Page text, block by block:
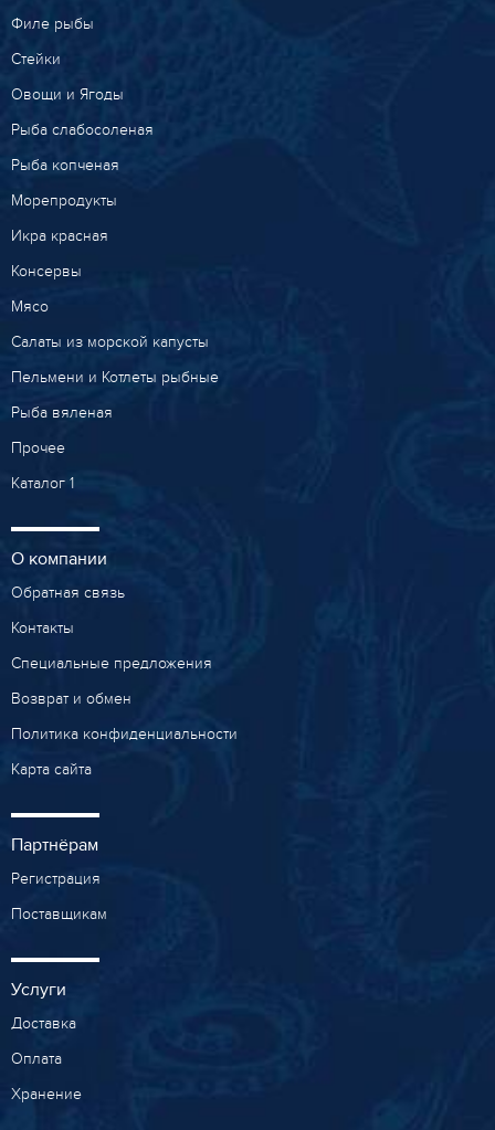
Филе рыбы
Стейки
Овощи и Ягоды
Рыба слабосоленая
Рыба копченая
Морепродукты
Икра красная
Консервы
Мясо
Салаты из морской капусты
Пельмени и Котлеты рыбные
Рыба вяленая
Прочее
Каталог 1
О компании
Обратная связь
Контакты
Специальные предложения
Возврат и обмен
Политика конфиденциальности
Карта сайта
Партнёрам
Регистрация
Поставщикам
Услуги
Доставка
Оплата
Хранение